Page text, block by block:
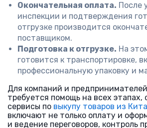
Окончательная оплата. После
инспекции и подтверждения
отгрузке производится
поставщиком.
Подготовка к отгрузке. На
готовится к транспортировке,
профессиональную упаковку и
Для компаний и
требуется помощь на всех
сервисы по выкупу товаров из
включают не только оплату и
и ведение переговоров, контроль